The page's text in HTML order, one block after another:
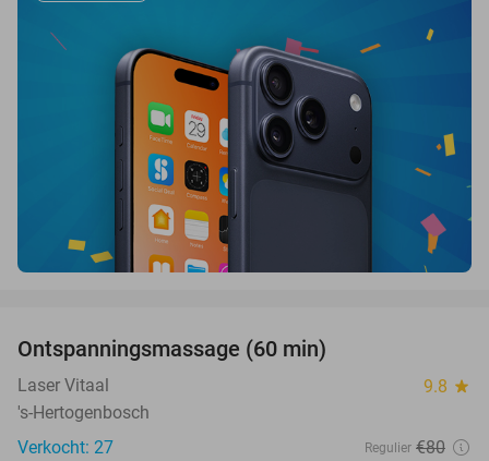
Ontspanningsmassage (60 min)
Laser Vitaal 9.8 star
's-Hertogenbosch
Verkocht: 27
Regulier €80